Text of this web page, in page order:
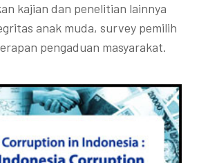
kajian dan penelitian lainnya
anak muda, survey pemilih
pengaduan masyarakat.